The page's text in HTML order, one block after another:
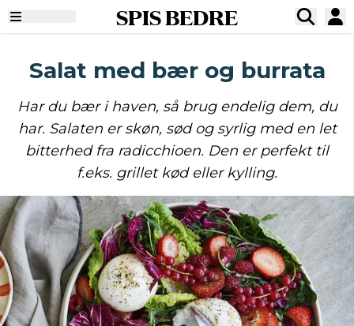
SPIS BEDRE
Salat med bær og burrata
Har du bær i haven, så brug endelig dem, du
har. Salaten er skøn, sød og syrlig med en let
bitterhed fra radicchioen. Den er perfekt til
f.eks. grillet kød eller kylling.